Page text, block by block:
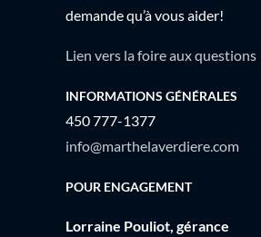
demande qu’à vous aider!
Lien vers la foire aux questions
INFORMATIONS GÉNÉRALES
450 777-1377
info@marthelaverdiere.com
POUR ENGAGEMENT
Lorraine Pouliot, gérance